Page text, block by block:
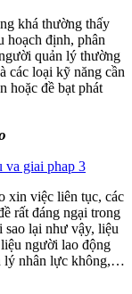
khá thường thấy
hoạch định, phân
quản lý thường
các loại kỹ năng cần
hoặc đề bạt phát
xin việc liên tục, các
rất đáng ngại trong
sao lại như vậy, liệu
người lao động
lý nhân lực không,…